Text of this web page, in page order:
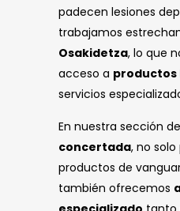
padecen lesiones
trabajamos
Osakidetza, lo que
acceso a productos
servicios
En nuestra sección de
concertada, no
productos de
también ofrecemos